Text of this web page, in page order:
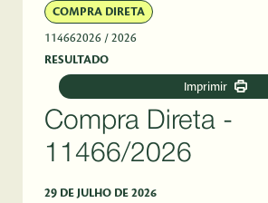
COMPRA DIRETA
114662026 / 2026
RESULTADO
Imprimir
Compra Direta -
11466/2026
29 DE JULHO DE 2026